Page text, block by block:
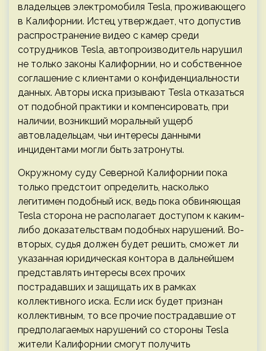
владельцев электромобиля Tesla, проживающего
в Калифорнии. Истец утверждает, что допустив
распространение видео с камер среди
сотрудников Tesla, автопроизводитель нарушил
не только законы Калифорнии, но и собственное
соглашение с клиентами о конфиденциальности
данных. Авторы иска призывают Tesla отказаться
от подобной практики и компенсировать, при
наличии, возникший моральный ущерб
автовладельцам, чьи интересы данными
инцидентами могли быть затронуты.
Окружному суду Северной Калифорнии пока
только предстоит определить, насколько
легитимен подобный иск, ведь пока обвиняющая
Tesla сторона не располагает доступом к каким-
либо доказательствам подобных нарушений. Во-
вторых, судья должен будет решить, сможет ли
указанная юридическая контора в дальнейшем
представлять интересы всех прочих
пострадавших и защищать их в рамках
коллективного иска. Если иск будет признан
коллективным, то все прочие пострадавшие от
предполагаемых нарушений со стороны Tesla
жители Калифорнии смогут получить